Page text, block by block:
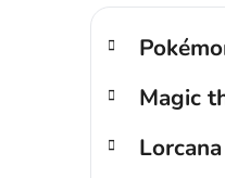
P Přeskočit
kategorie
K
a
e
o
Magic
Lorcana